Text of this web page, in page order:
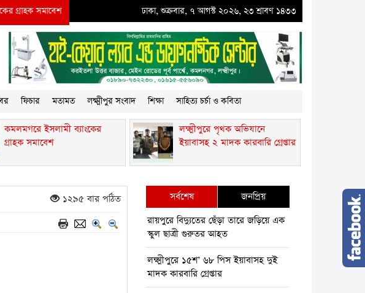
সমাবেশ●লক্ষ্মীপুরে পৃথক অভিযানে ইয়াবাসহ ২ মাদক কারবারি গ্রেপ্তার●কমলনগরে গাছ কেটে প্রবাসীর
ঢাকা, শুক্রবার, ৭ আগস্ট ২০২৬, ২৩ শ্রাবণ ১৪৩৩
ফিচার মতামত লক্ষ্মীপুর সংবাদ শিক্ষা সাহিত্য চর্চা ও কবিতা
কমলমগরে ইসলামী ব্যাংকের
গ্রাহক সমাবেশ ‎
লক্ষ্মীপুরে পৃথক অভিযানে
ইয়াবাসহ ২ মাদক কারবারি গ্রেপ্তার
১২৯৫ বার পঠিত সর্বশেষ
জনপ্রিয়
রায়পুরে বিদ্যুতের ছেঁড়া তারে জড়িয়ে এক
স্কুল ছাত্রী গুরুতর আহত
লক্ষ্মীপুরে ১৫শ’ ৬৮ পিস ইয়াবাসহ দুই
মাদক কারবারি গ্রেপ্তার